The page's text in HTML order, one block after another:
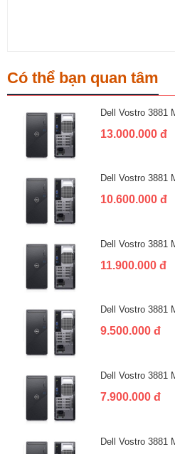
Có thể bạn quan tâm
Dell Vostro 3881
13.000.000 đ
Dell Vostro 3881
10.600.000 đ
Dell Vostro 3881
11.900.000 đ
Dell Vostro 3881
9.500.000 đ
Dell Vostro 3881
7.900.000 đ
Dell Vostro 3881